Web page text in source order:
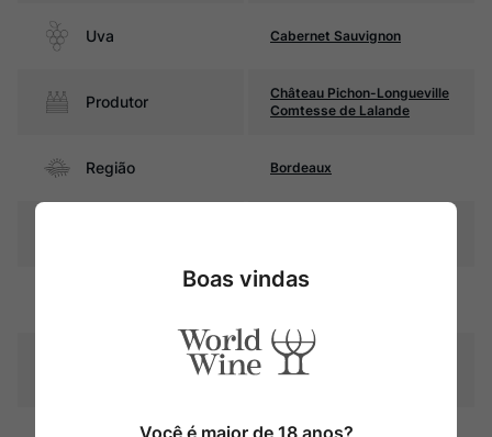
Uva Cabernet Sauvignon
Produtor
Château Pichon-Longueville
Comtesse de Lalande
Região Bordeaux
Rubi intenso com reflexos
Graduação Alcóoli
13%
12 meses em barricas de
Boas vindas
Você é maior de 18 anos?